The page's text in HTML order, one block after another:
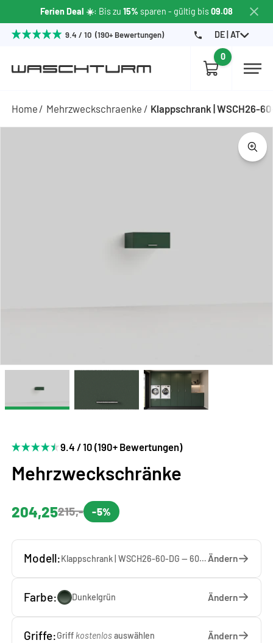
Ferien Deal ☀️: Bis zu 15% sparen - gültig bis09.08
9.4 / 10 (190+ Bewertungen) DE | AT
0
Home Mehrzweckschraenke Klappschrank | WSCH26-
9.4 / 10 (190+ Bewertungen)
Mehrzweckschränke
204,25215,- -5%
Modell: Klappschrank | WSCH26-60-DG — 60 x 26 x 65 cm Ändern
Farbe: Dunkelgrün Ändern
Griffe:Griff kostenlosauswählen Ändern